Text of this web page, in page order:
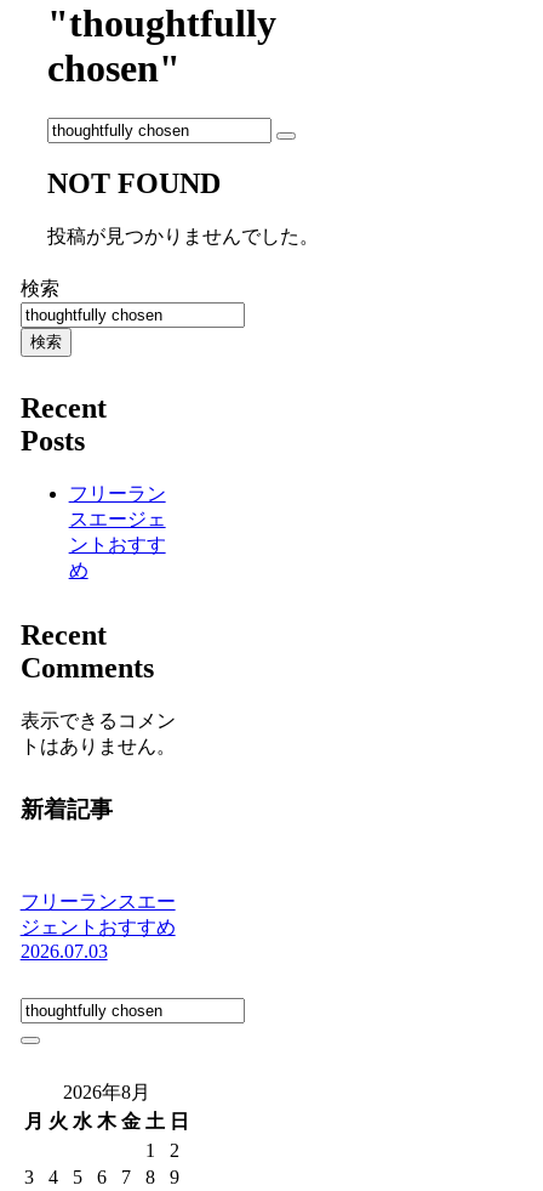
"thoughtfully
chosen"
NOT FOUND
投稿が見つかりませんでした。
検索
検索
Recent
Posts
フリーラン
スエージェ
ントおすす
め
Recent
Comments
表示できるコメン
トはありません。
新着記事
フリーランスエー
ジェントおすすめ
2026.07.03
2026年8月
月 火 水 木 金 土 日
1
2
3
4 5 6 7 8
9